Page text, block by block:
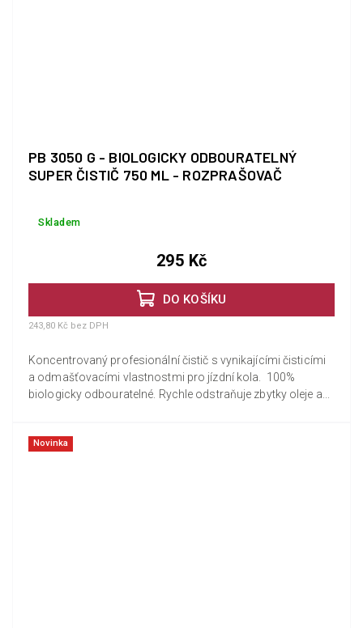
PB 3050 G - BIOLOGICKY ODBOURATELNÝ
SUPER ČISTIČ 750 ML - ROZPRAŠOVAČ
Skladem
DO KOŠÍKU
243,80 Kč bez DPH
295 Kč
Koncentrovaný profesionální čistič s vynikajícími čisticími
a odmašťovacími vlastnostmi pro jízdní kola. 100%
biologicky odbouratelné. Rychle odstraňuje zbytky oleje a...
Novinka